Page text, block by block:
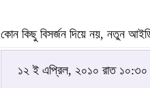
কোন কিছু বিসর্জন দিয়ে নয়, নতুন
১২ ই এপ্রিল, ২০১০ রাত ১০:৩০